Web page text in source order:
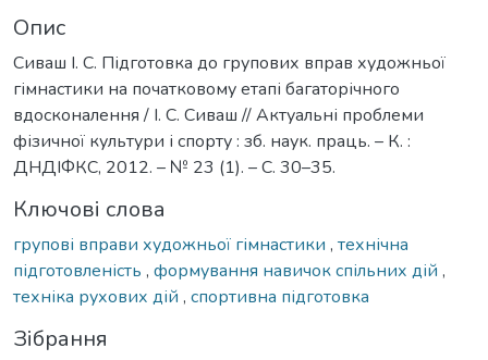
Опис
Сиваш І. С. Підготовка до групових вправ художньої
гімнастики на початковому етапі багаторічного
вдосконалення / І. С. Сиваш // Актуальні проблеми
фізичної культури і спорту : зб. наук. праць. – К. :
ДНДІФКС, 2012. – № 23 (1). – С. 30–35.
Ключові слова
групові вправи художньої гімнастики , технічна
підготовленість , формування навичок спільних дій ,
техніка рухових дій , спортивна підготовка
Зібрання